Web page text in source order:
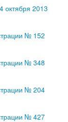
октября 2013
№ 152
№ 348
№ 204
№ 427